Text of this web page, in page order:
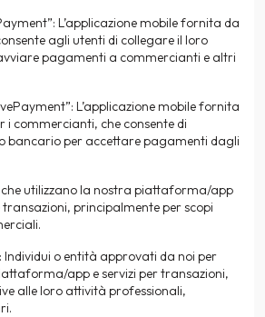
L’applicazione mobile fornita da
agli utenti di collegare il loro
pagamenti a commercianti e altri
L’applicazione mobile fornita
i commercianti, che consente di
bancario per accettare pagamenti dagli
che utilizzano la nostra piattaforma/app
transazioni, principalmente per scopi
Individui o entità approvati da noi per
app e servizi per transazioni,
alle loro attività professionali,